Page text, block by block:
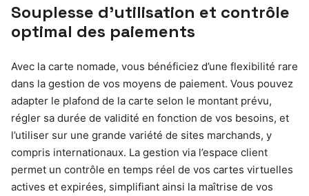
Souplesse d’utilisation et contrôle
optimal des paiements
Avec la carte nomade, vous bénéficiez d’une flexibilité rare
dans la gestion de vos moyens de paiement. Vous pouvez
adapter le plafond de la carte selon le montant prévu,
régler sa durée de validité en fonction de vos besoins, et
l’utiliser sur une grande variété de sites marchands, y
compris internationaux. La gestion via l’espace client
permet un contrôle en temps réel de vos cartes virtuelles
actives et expirées, simplifiant ainsi la maîtrise de vos